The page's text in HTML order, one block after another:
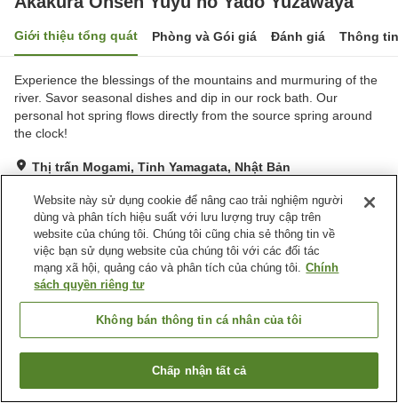
Giới thiệu tổng quát Phòng và Gói giá Đánh giá Thông
Experience the blessings of the mountains and murmuring of the
river. Savor seasonal dishes and dip in our rock bath. Our
personal hot spring flows directly from the source spring around
the clock!
Thị trấn Mogami, Tỉnh Yamagata, Nhật Bản
Tiện nghi chỗ nghỉ
Bãi đỗ xe
Spa / Salon
Máy bán hàng tự động
Nhật Bản Tỉnh Yamagata
Thị trấn Mogami
Akakura Onsen Yuyu no Yado Yuzawaya
Tìm phòng trống
Website này sử dụng cookie để nâng cao trải nghiệm người
dùng và phân tích hiệu suất với lưu lượng truy cập trên
website của chúng tôi. Chúng tôi cũng chia sẻ thông tin về
việc bạn sử dụng website của chúng tôi với các đối tác
mạng xã hội, quảng cáo và phân tích của chúng tôi. Chính
sách quyền riêng tư
Không bán thông tin cá nhân của tôi
Chấp nhận tất cả